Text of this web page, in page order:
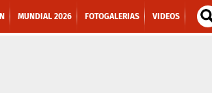
MUNDIAL 2026 FOTOGALERIAS VIDEOS